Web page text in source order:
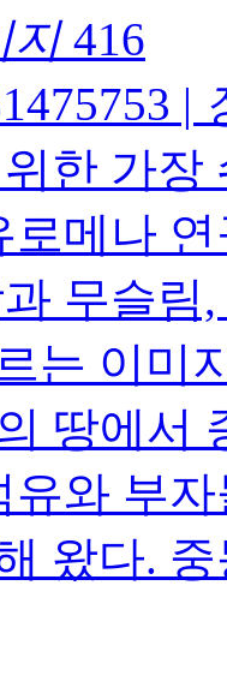
지416
|
한 가장
로메나
무슬림
는 이미
땅에서
유와 부
왔다.